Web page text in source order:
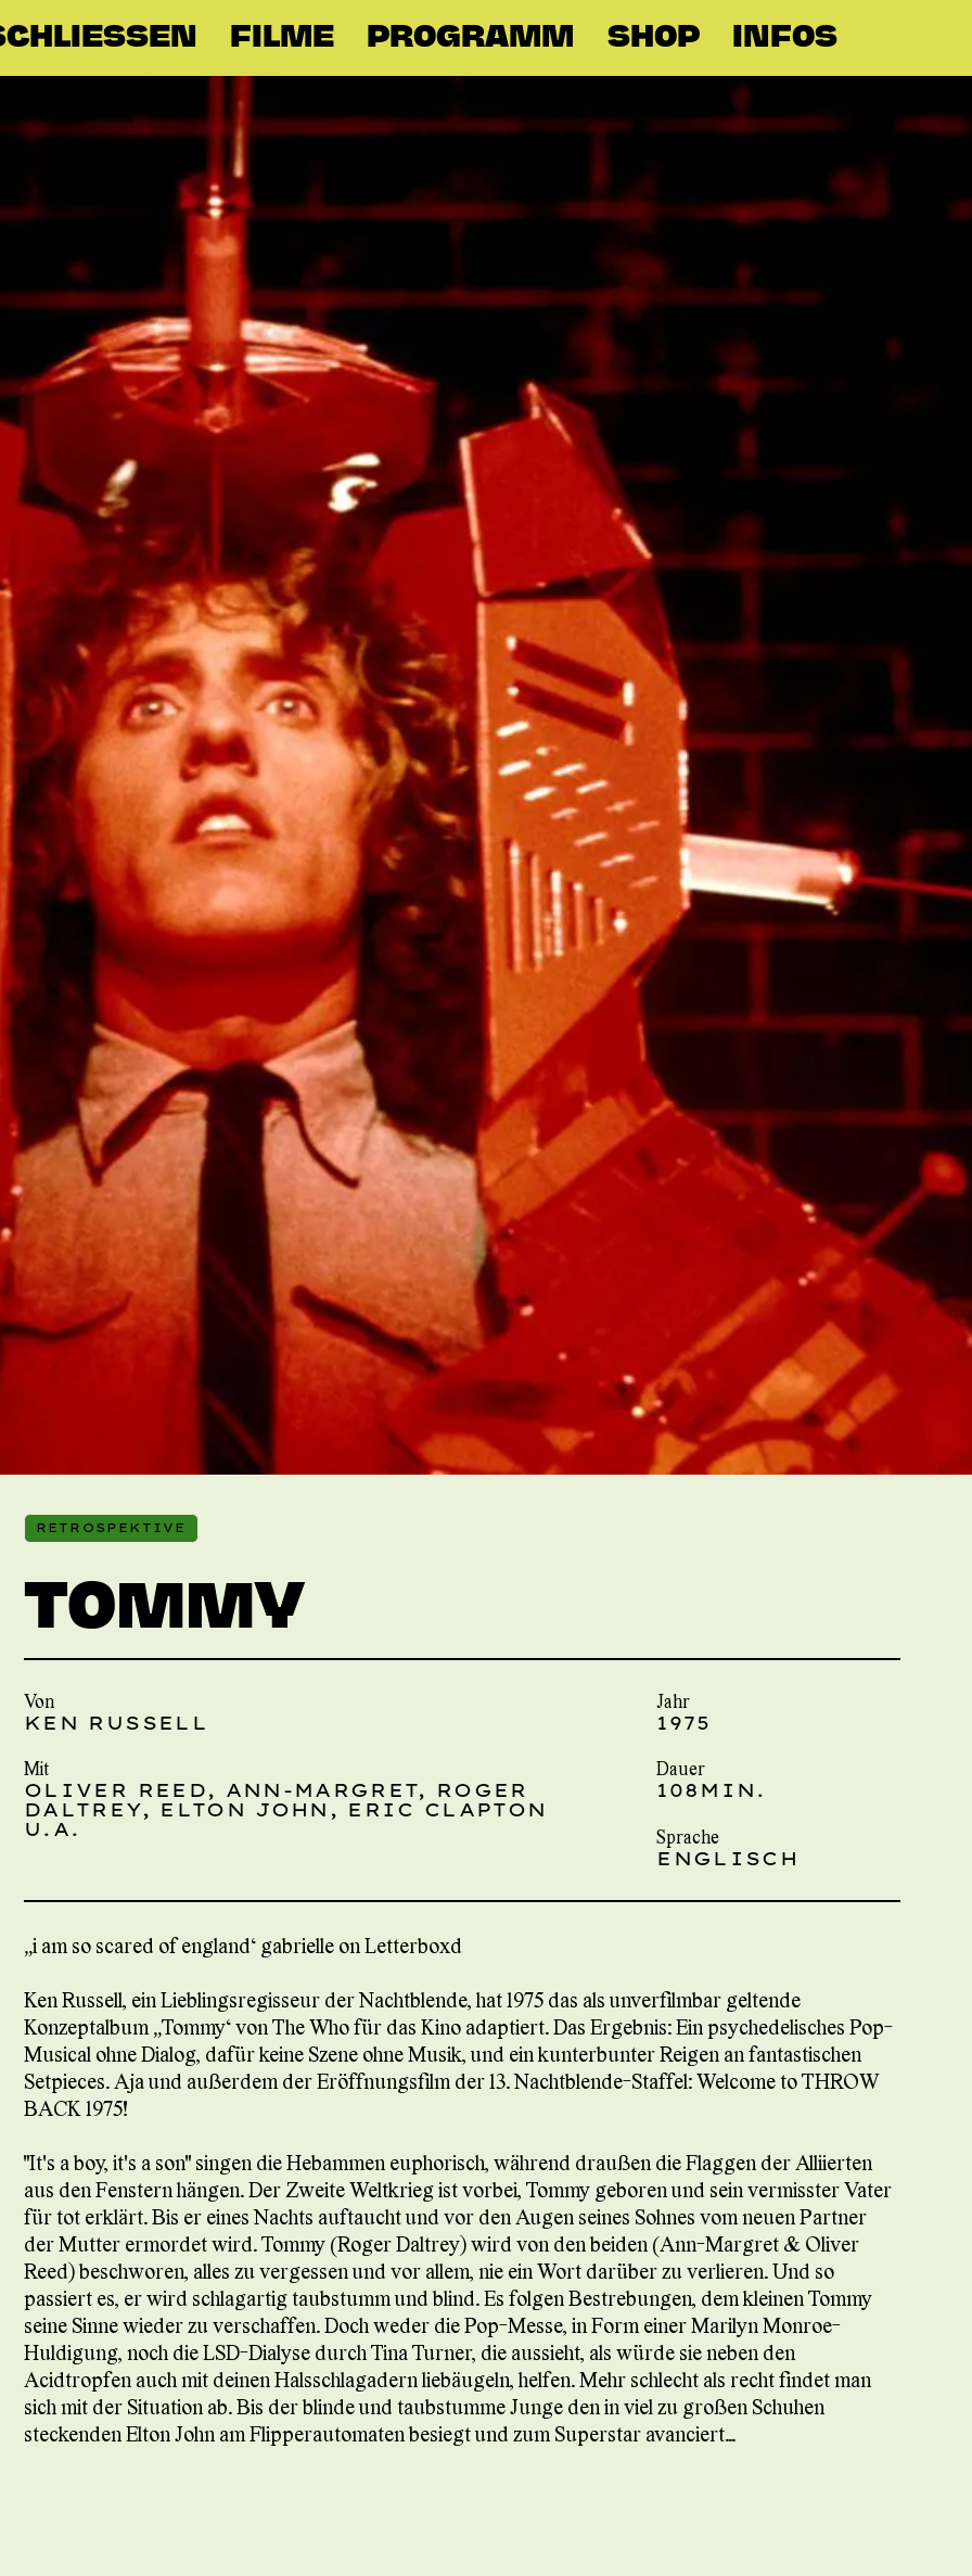
FILME PROGRAMM SHOP INFOS
RETROSPEKTIVE
TOMMY
Von
KEN RUSSELL
Mit
OLIVER REED, ANN-MARGRET, ROGER
DALTREY, ELTON JOHN, ERIC CLAPTON
U.A.
Jahr
1975
Dauer
108MIN.
Sprache
ENGLISCH
„i am so scared of england“ gabrielle on Letterboxd
Ken Russell, ein Lieblingsregisseur der Nachtblende, hat 1975 das als unverfilmbar geltende
Konzeptalbum „Tommy“ von The Who für das Kino adaptiert. Das Ergebnis: Ein psychedelisches Pop-
Musical ohne Dialog, dafür keine Szene ohne Musik, und ein kunterbunter Reigen an fantastischen
Setpieces. Aja und außerdem der Eröffnungsfilm der 13. Nachtblende-Staffel: Welcome to THROW
BACK 1975!
"It's a boy, it's a son" singen die Hebammen euphorisch, während draußen die Flaggen der Alliierten
aus den Fenstern hängen. Der Zweite Weltkrieg ist vorbei, Tommy geboren und sein vermisster Vater
für tot erklärt. Bis er eines Nachts auftaucht und vor den Augen seines Sohnes vom neuen Partner
der Mutter ermordet wird. Tommy (Roger Daltrey) wird von den beiden (Ann-Margret & Oliver
Reed) beschworen, alles zu vergessen und vor allem, nie ein Wort darüber zu verlieren. Und so
passiert es, er wird schlagartig taubstumm und blind. Es folgen Bestrebungen, dem kleinen Tommy
seine Sinne wieder zu verschaffen. Doch weder die Pop-Messe, in Form einer Marilyn Monroe-
Huldigung, noch die LSD-Dialyse durch Tina Turner, die aussieht, als würde sie neben den
Acidtropfen auch mit deinen Halsschlagadern liebäugeln, helfen. Mehr schlecht als recht findet man
sich mit der Situation ab. Bis der blinde und taubstumme Junge den in viel zu großen Schuhen
steckenden Elton John am Flipperautomaten besiegt und zum Superstar avanciert…